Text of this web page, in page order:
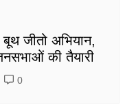
जीतो अभियान,
की तैयारी
0